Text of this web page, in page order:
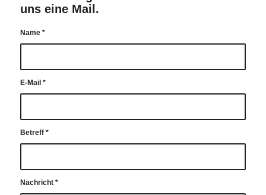
uns eine Mail.
Name *
E‑Mail *
Betreff *
Nach­richt *